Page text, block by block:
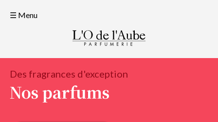
☰ Menu
Des fragrances d'exception
Nos parfums